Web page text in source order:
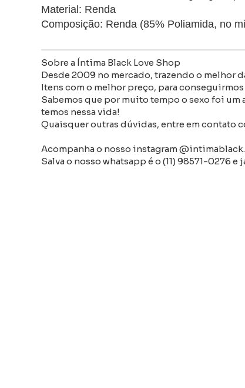
Material: Renda
Composição: Renda (85% Poliamida, no
Sobre a Íntima Black Love Shop
Desde 2009 no mercado, trazendo o melhor
Itens com o melhor preço, para
Sabemos que por muito tempo o sexo foi um
temos nessa vida!
Quaisquer outras dúvidas, entre em contato
Acompanha o nosso instagram
Salva o nosso whatsapp é o (11) 98571-0276 e